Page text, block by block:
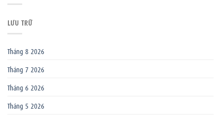
LƯU TRỮ
Tháng 8 2026
Tháng 7 2026
Tháng 6 2026
Tháng 5 2026